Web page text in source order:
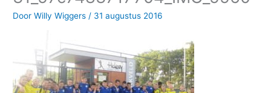
DoorWilly Wiggers / 31 augustus 2016